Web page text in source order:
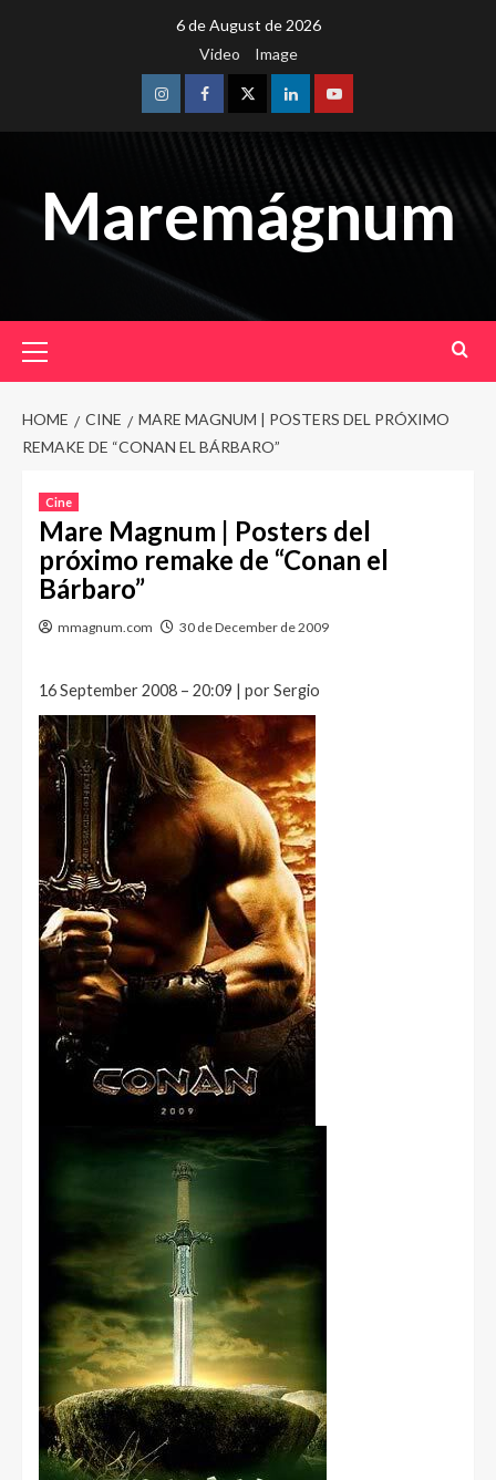
6 de August de 2026
Video
Image
InstagramFacebookTwitterLinkedinYoutube
Maremágnum
Menu
HOME CINE
MARE MAGNUM | POSTERS DEL PRÓXIMO
REMAKE DE “CONAN EL BÁRBARO”
Cine
Mare Magnum | Posters del
próximo remake de “Conan el
Bárbaro”
mmagnum.com 30 de December de 2009
16 September 2008 – 20:09 | por Sergio